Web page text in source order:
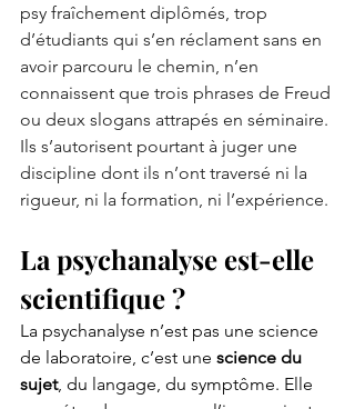
psy fraîchement diplômés, trop
d’étudiants qui s’en réclament sans en
avoir parcouru le chemin, n’en
connaissent que trois phrases de Freud
ou deux slogans attrapés en séminaire.
Ils s’autorisent pourtant à juger une
discipline dont ils n’ont traversé ni la
rigueur, ni la formation, ni l’expérience.
La psychanalyse est-elle
scientifique ?
La psychanalyse n’est pas une science
de laboratoire, c’est une science du
sujet, du langage, du symptôme. Elle